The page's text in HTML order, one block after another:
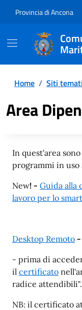
Provincia di Ancona
Home / Siti
Area
In quest'area
programmi in uso
New! - Guida alla
lavoro per lo
Desktop Remoto -
- prima di
il certificato
radice attendibili".
NB: il certificato